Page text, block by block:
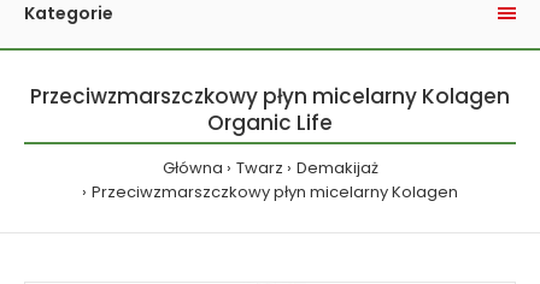
Kategorie
Przeciwzmarszczkowy płyn micelarny Kolagen
Organic Life
Główna Twarz
Demakijaż
Przeciwzmarszczkowy płyn micelarny Kolagen